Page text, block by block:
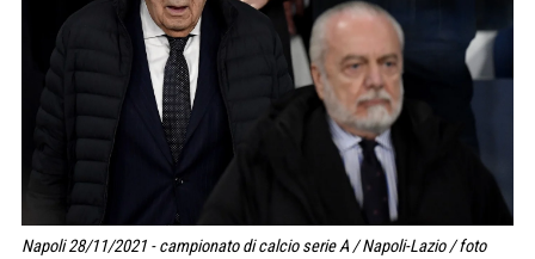
Napoli 28/11/2021 - campionato di calcio serie A / Napoli-Lazio / foto